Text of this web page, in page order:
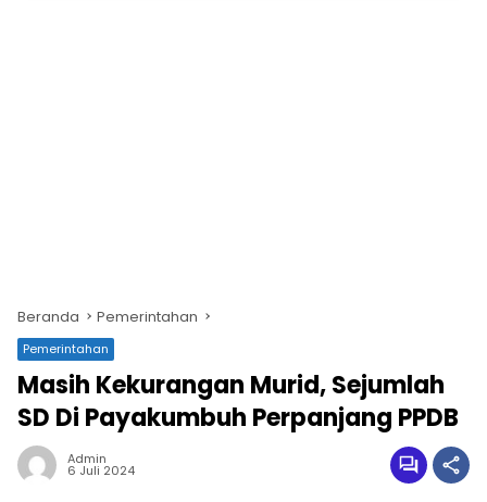
Beranda Pemerintahan
Pemerintahan
Masih Kekurangan Murid, Sejumlah
SD Di Payakumbuh Perpanjang PPDB
Admin
6 Juli 2024